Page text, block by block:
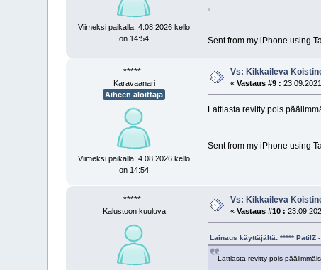
Viimeksi paikalla: 4.08.2026 kello
on 14:54
Sent from my iPhone using
*****
Karavaanari
Aiheen aloittaja
Viimeksi paikalla: 4.08.2026 kello
on 14:54
Vs: Kikkaileva
«Vastaus #9 :
Lattiasta revitty pois
Sent from my iPhone using
*****
Kalustoon kuuluva
Vs: Kikkaileva
«Vastaus #10 :
Lainaus käyttäjältä: *****
Lattiasta revitty pois